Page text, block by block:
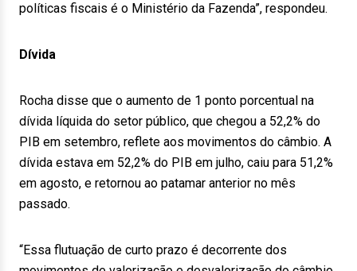
políticas fiscais é o Ministério da Fazenda”, respondeu.
Dívida
Rocha disse que o aumento de 1 ponto porcentual na
dívida líquida do setor público, que chegou a 52,2% do
PIB em setembro, reflete aos movimentos do câmbio. A
dívida estava em 52,2% do PIB em julho, caiu para 51,2%
em agosto, e retornou ao patamar anterior no mês
passado.
“Essa flutuação de curto prazo é decorrente dos